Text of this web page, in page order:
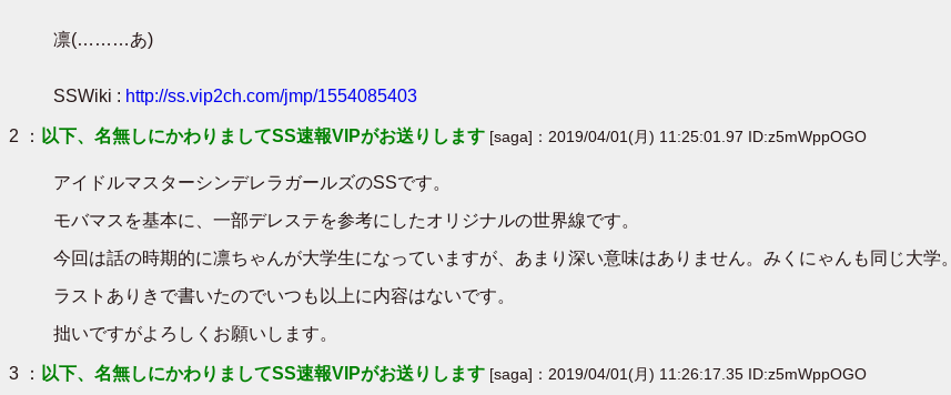
凛(………あ)
SSWiki : http://ss.vip2ch.com/jmp/1554085403
2 ： 以下、名無しにかわりましてSS速報VIPがお送りします [saga]：2019/04/01(月) 11:25:01.97 ID:z5mWppOGO
アイドルマスターシンデレラガールズのSSです。
モバマスを基本に、一部デレステを参考にしたオリジナルの世界線です。
今回は話の時期的に凛ちゃんが大学生になっていますが、あまり深い意味はありません。みくにゃんも同じ大学。
ラストありきで書いたのでいつも以上に内容はないです。
拙いですがよろしくお願いします。
3 ： 以下、名無しにかわりましてSS速報VIPがお送りします [saga]：2019/04/01(月) 11:26:17.35 ID:z5mWppOGO